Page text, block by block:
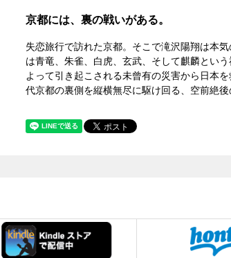
京都には、裏の戦いがある。
失恋旅行で訪れた京都。そこで滝沢陽翔は本
は青竜、朱雀、白虎、玄武、そして麒麟とい
よって引き起こされる未曾有の災害から日本
代京都の裏側を縦横無尽に駆け回る、空前絶後